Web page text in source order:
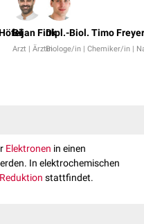
Bijan Fink
Arzt | Ärztin
Dipl.-Biol. Timo Freyer
Biologe/in | Chemiker/in |
Elektronen in einen
In elektrochemischen
Reduktion stattfindet.